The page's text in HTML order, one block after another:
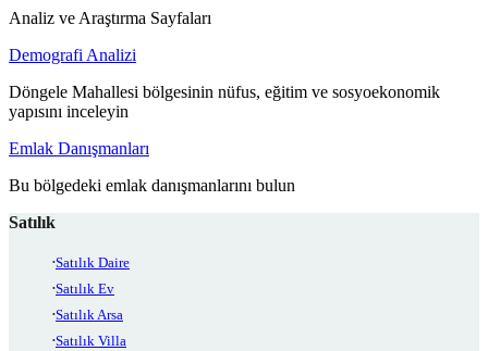
Analiz ve Araştırma Sayfaları
Demografi Analizi
Döngele Mahallesi bölgesinin nüfus, eğitim ve sosyoekonomik
yapısını inceleyin
Emlak Danışmanları
Bu bölgedeki emlak danışmanlarını bulun
Satılık
Satılık Daire
Satılık Ev
Satılık Arsa
Satılık Villa